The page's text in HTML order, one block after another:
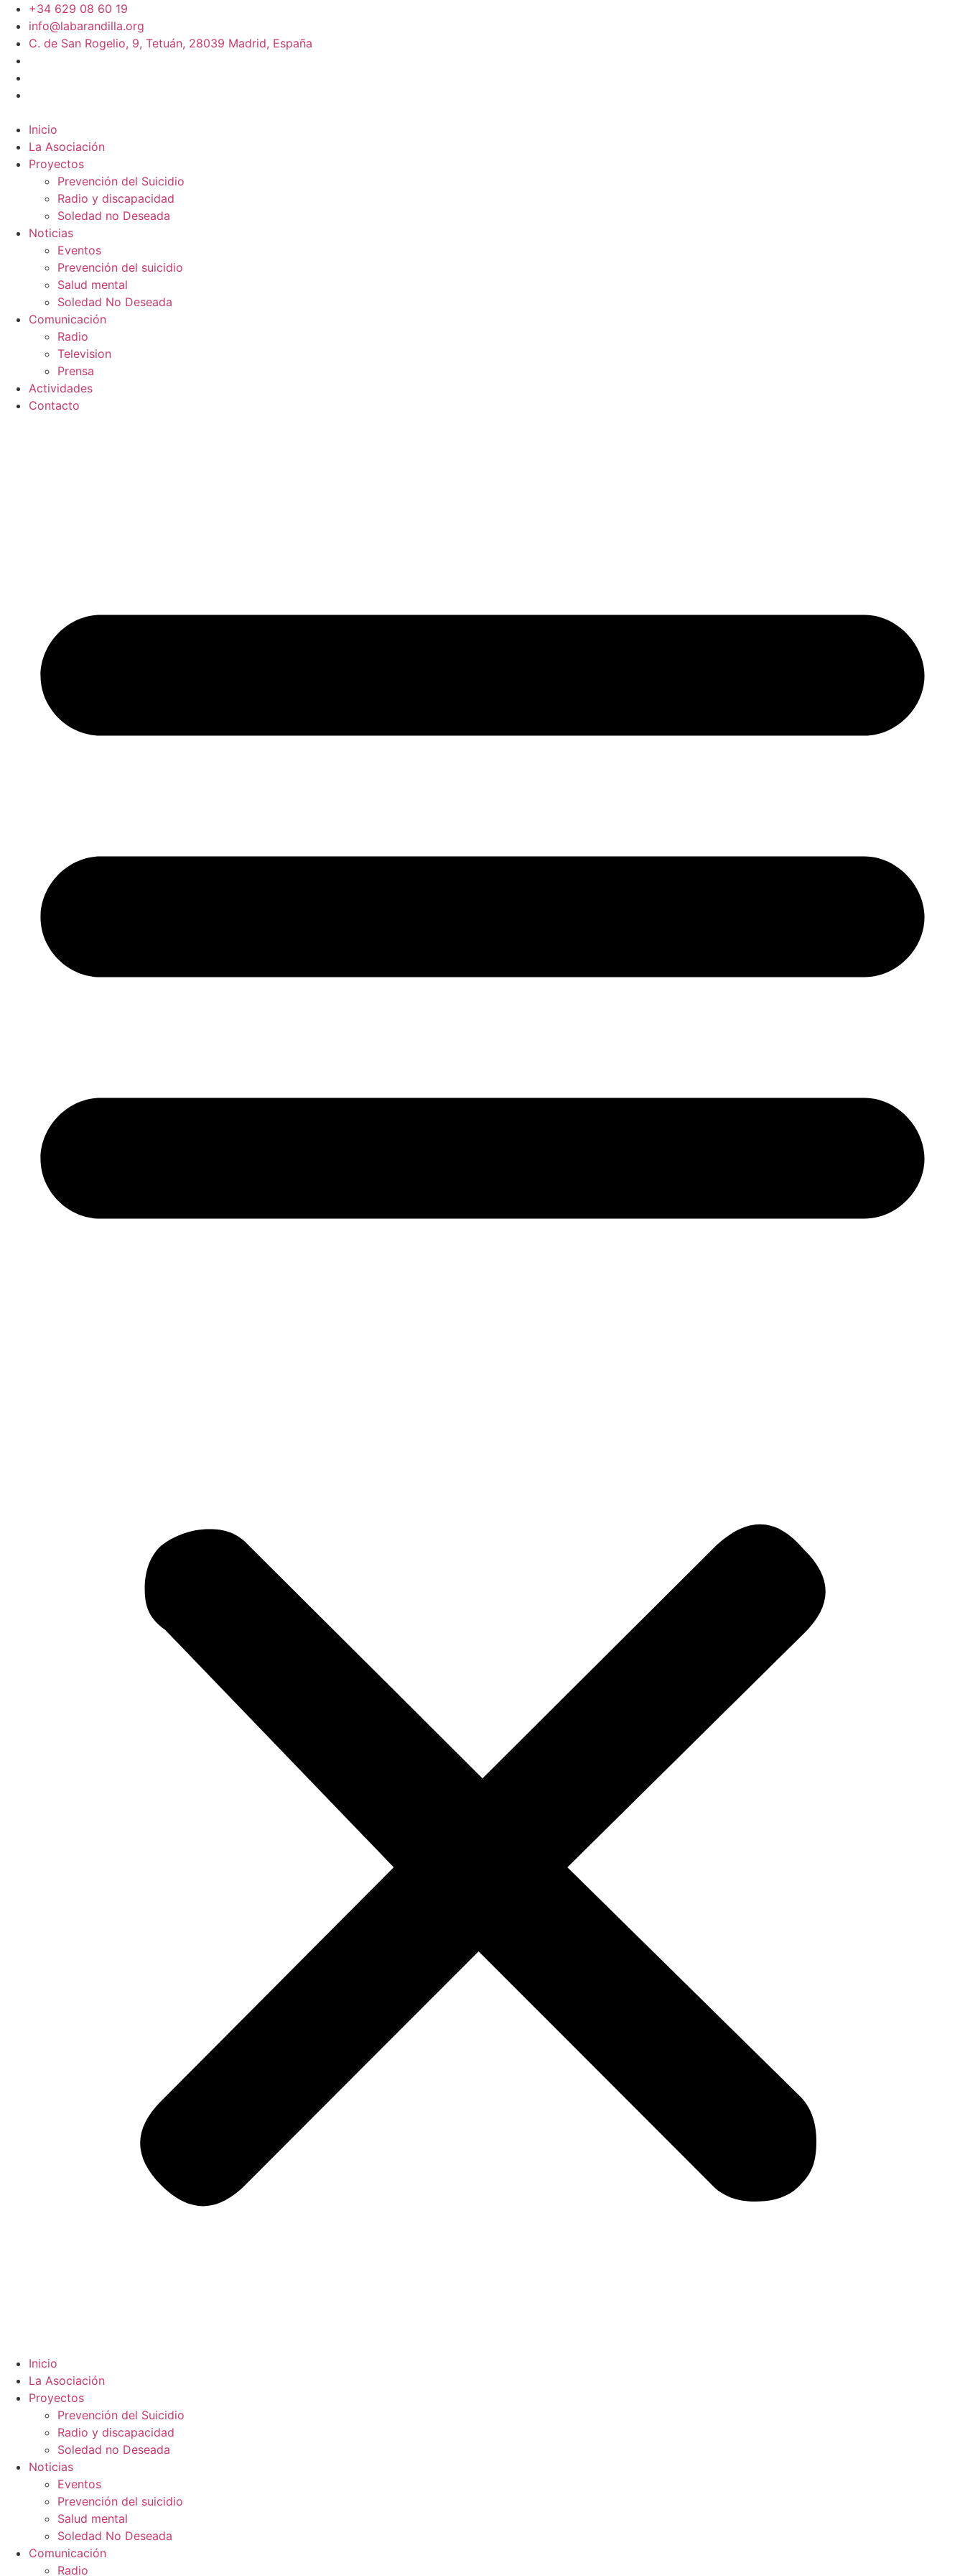
+34 629 08 60 19
info@labarandilla.org
C. de San Rogelio, 9, Tetuán, 28039 Madrid, España
Inicio
La Asociación
Proyectos
Prevención del Suicidio
Radio y discapacidad
Soledad no Deseada
Noticias
Eventos
Prevención del suicidio
Salud mental
Soledad No Deseada
Comunicación
Radio
Television
Prensa
Actividades
Contacto
Inicio
La Asociación
Proyectos
Prevención del Suicidio
Radio y discapacidad
Soledad no Deseada
Noticias
Eventos
Prevención del suicidio
Salud mental
Soledad No Deseada
Comunicación
Radio